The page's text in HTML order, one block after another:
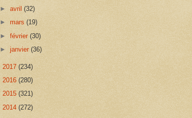
►avril(32)
► mars(19)
►février(30)
►janvier(36)
2017 (234)
2016 (280)
2015 (321)
2014 (272)